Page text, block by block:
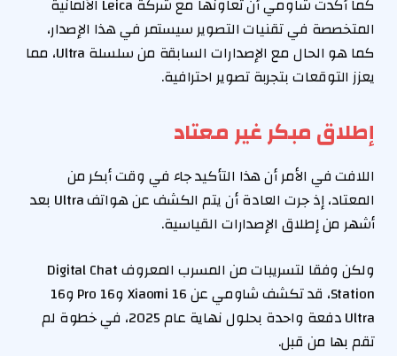
كما أكدت شاومي أن تعاونها مع شركة Leica الألمانية
المتخصصة في تقنيات التصوير سيستمر في هذا الإصدار،
كما هو الحال مع الإصدارات السابقة من سلسلة Ultra، مما
يعزز التوقعات بتجربة تصوير احترافية.
إطلاق مبكر غير معتاد
اللافت في الأمر أن هذا التأكيد جاء في وقت أبكر من
المعتاد، إذ جرت العادة أن يتم الكشف عن هواتف Ultra بعد
أشهر من إطلاق الإصدارات القياسية.
ولكن وفقا لتسريبات من المسرب المعروف Digital Chat
Station، قد تكشف شاومي عن Xiaomi 16 و16 Pro و16
Ultra دفعة واحدة بحلول نهاية عام 2025، في خطوة لم
تقم بها من قبل.